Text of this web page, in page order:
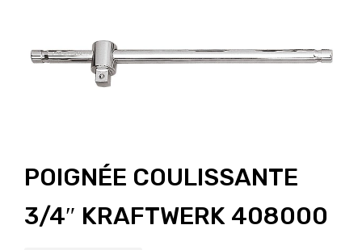
POIGNÉE COULISSANTE
3/4″ KRAFTWERK 408000